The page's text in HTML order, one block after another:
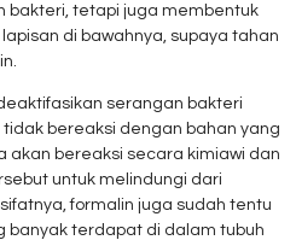
bakteri, tetapi juga membentuk
di bawahnya, supaya tahan
serangan bakteri
bereaksi dengan bahan yang
akan bereaksi secara kimiawi dan
untuk melindungi dari
formalin juga sudah tentu
banyak terdapat di dalam tubuh